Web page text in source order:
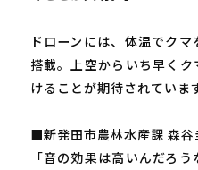
ドローンには、体温でク
搭載。上空からいち早く
けることが期待されていま
■新発田市農林水産課 森谷
「音の効果は高いんだろ